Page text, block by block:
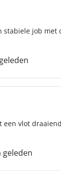
job
vlot
geleden